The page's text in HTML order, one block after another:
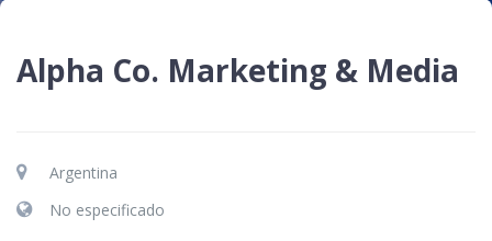
Alpha Co. Marketing & Media
Argentina
No especificado